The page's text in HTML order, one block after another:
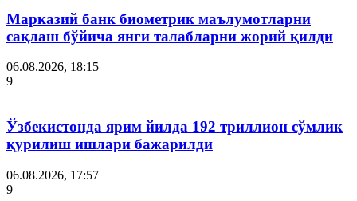
Марказий банк биометрик маълумотларни
сақлаш бўйича янги талабларни жорий қилди
06.08.2026, 18:15
9
Ўзбекистонда ярим йилда 192 триллион сўмлик
қурилиш ишлари бажарилди
06.08.2026, 17:57
9